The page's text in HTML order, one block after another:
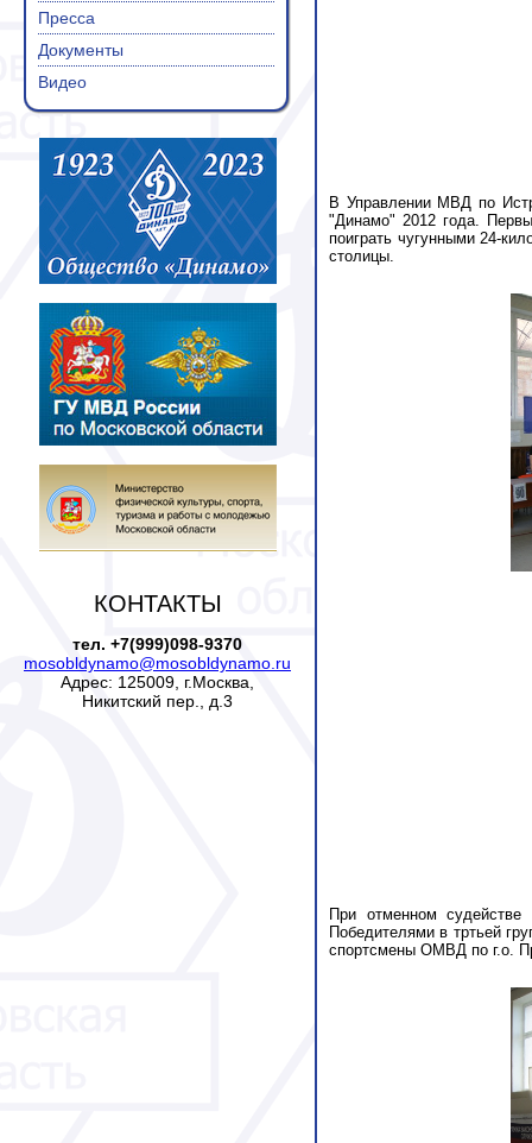
Пресса
Документы
Видео
КОНТАКТЫ
тел. +7(999)098-9370
mosobldynamo@mosobldynamo.ru
Адрес: 125009, г.Москва,
Никитский пер., д.3
В Управлении МВД по
"Динамо" 2012 года.
поиграть чугунными 24-
столицы.
При отменном
Победителями в тртьей
спортсмены ОМВД по г.о.